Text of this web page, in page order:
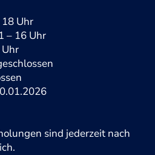
18 Uhr
– 16 Uhr
sind jederzeit nach